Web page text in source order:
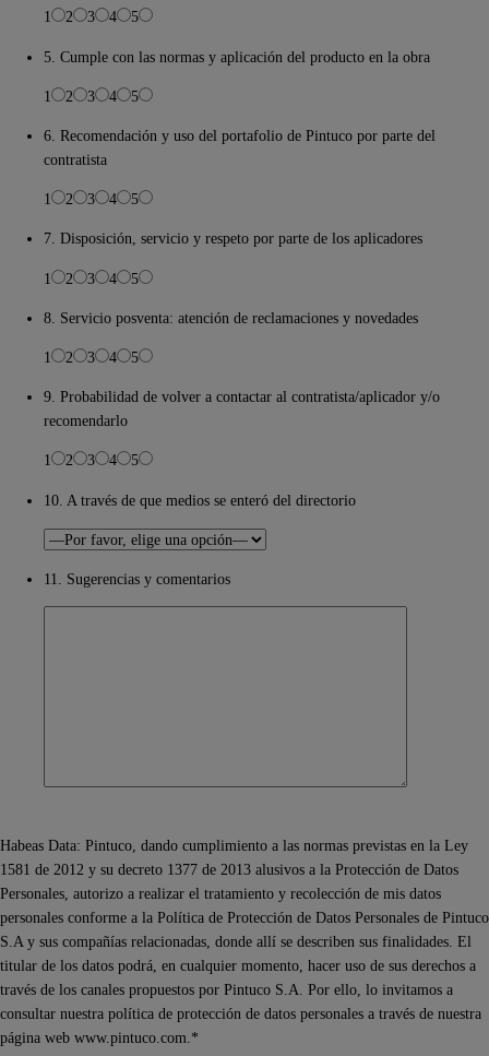
1 2 3 4 5
5. Cumple con las normas y aplicación del producto en la obra
1 2 3 4 5
6. Recomendación y uso del portafolio de Pintuco por parte del
contratista
1 2 3 4 5
7. Disposición, servicio y respeto por parte de los aplicadores
1 2 3 4 5
8. Servicio posventa: atención de reclamaciones y novedades
1 2 3 4 5
9. Probabilidad de volver a contactar al contratista/aplicador y/o
recomendarlo
1 2 3 4 5
10. A través de que medios se enteró del directorio
11. Sugerencias y comentarios
Habeas Data: Pintuco, dando cumplimiento a las normas previstas en la Ley
1581 de 2012 y su decreto 1377 de 2013 alusivos a la Protección de Datos
Personales, autorizo a realizar el tratamiento y recolección de mis datos
personales conforme a la Política de Protección de Datos Personales de Pintuco
S.A y sus compañías relacionadas, donde allí se describen sus finalidades. El
titular de los datos podrá, en cualquier momento, hacer uso de sus derechos a
través de los canales propuestos por Pintuco S.A. Por ello, lo invitamos a
consultar nuestra política de protección de datos personales a través de nuestra
página web www.pintuco.com.*